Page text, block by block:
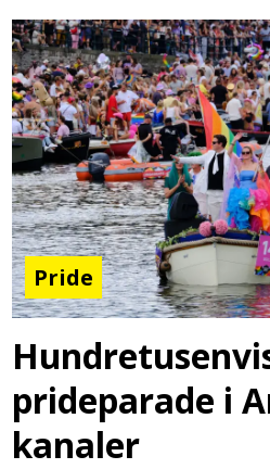
Pride
prideparade i
kanaler